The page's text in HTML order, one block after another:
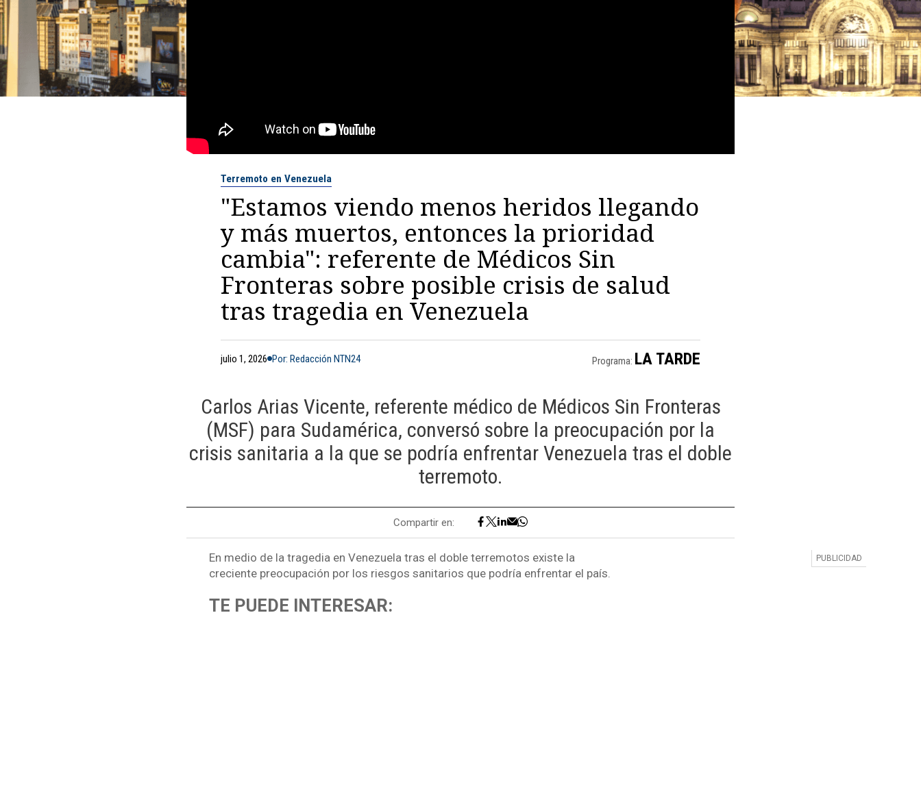
Terremoto en Venezuela
"Estamos viendo menos heridos llegando
y más muertos, entonces la prioridad
cambia": referente de Médicos Sin
Fronteras sobre posible crisis de salud
tras tragedia en Venezuela
julio 1, 2026 Por: Redacción NTN24 Programa: LA TARDE
Carlos Arias Vicente, referente médico de Médicos Sin Fronteras
(MSF) para Sudamérica, conversó sobre la preocupación por la
crisis sanitaria a la que se podría enfrentar Venezuela tras el doble
terremoto.
Compartir en:
En medio de la tragedia en Venezuela tras el doble terremotos existe la
creciente preocupación por los riesgos sanitarios que podría enfrentar el país.
TE PUEDE INTERESAR: